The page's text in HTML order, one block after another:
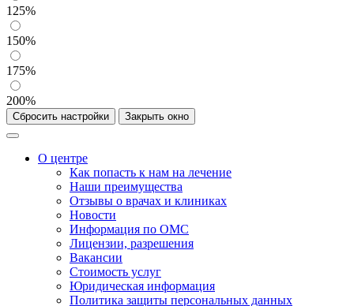
125%
150%
175%
200%
Сбросить настройки Закрыть окно
О центре
Как попасть к нам на лечение
Наши преимущества
Отзывы о врачах и клиниках
Новости
Информация по ОМС
Лицензии, разрешения
Вакансии
Стоимость услуг
Юридическая информация
Политика защиты персональных данных